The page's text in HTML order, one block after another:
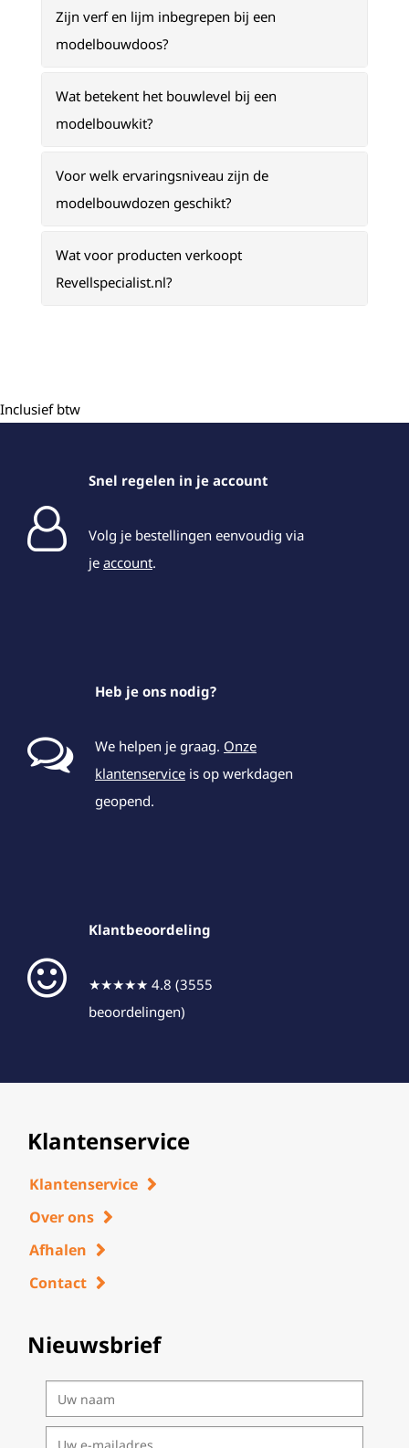
Zijn verf en lijm inbegrepen bij een
modelbouwdoos?
Wat betekent het bouwlevel bij een
modelbouwkit?
Voor welk ervaringsniveau zijn de
modelbouwdozen geschikt?
Wat voor producten verkoopt
Revellspecialist.nl?
Inclusief btw
Snel regelen in je account
Volg je bestellingen eenvoudig via
je account.
Heb je ons nodig?
We helpen je graag. Onze
klantenservice is op werkdagen
geopend.
Klantbeoordeling
★★★★★ 4.8 (3555
beoordelingen)
Klantenservice
Klantenservice
Over ons
Afhalen
Contact
Nieuwsbrief